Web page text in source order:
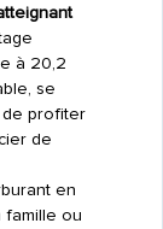
à 20,2
se
de profiter
de
en
famille ou